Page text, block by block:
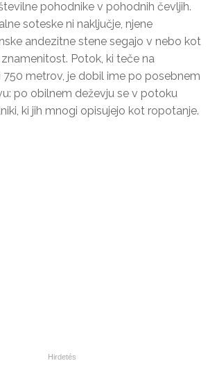
pohodnike v pohodnih čevljih.
soteske ni naključje, njene
andezitne stene segajo v nebo kot
Potok, ki teče na
750 metrov, je dobil ime po posebnem
po obilnem deževju se v potoku
ki jih mnogi opisujejo kot ropotanje.